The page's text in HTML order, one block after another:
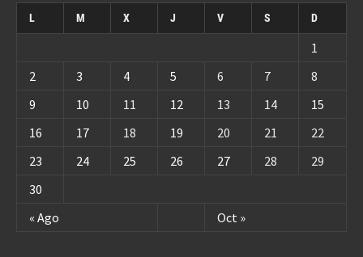
L M X J V S D
« Ago Oct »
1
2
3 4 5 6 7
8
9
10 11 12 13 14
15
16
17 18 19 20 21
22
23
24 25 26 27 28
29
30